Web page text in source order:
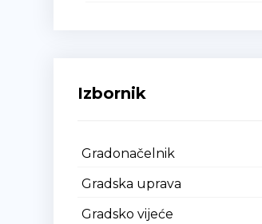
Izbornik
Gradonačelnik
Gradska uprava
Gradsko vijeće